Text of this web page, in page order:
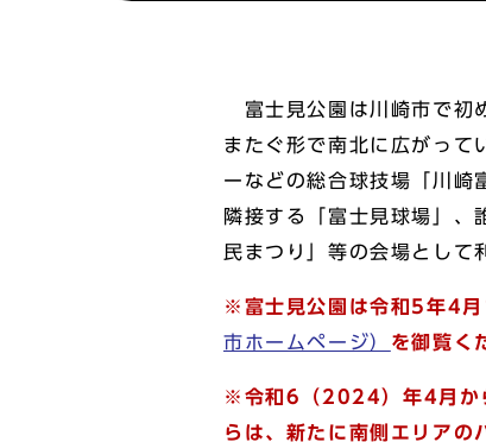
富士見公園は川崎市で初
またぐ形で南北に広がって
ーなどの総合球技場「川崎
隣接する「富士見球場」
民まつり」等の会場として
※富士見公園は令和5年4月
市ホームページ） を御覧く
※令和6（2024）年4月か
らは、新たに南側エリアの